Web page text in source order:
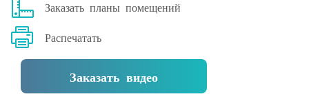
Заказать планы помещений
Распечатать
Заказать видео